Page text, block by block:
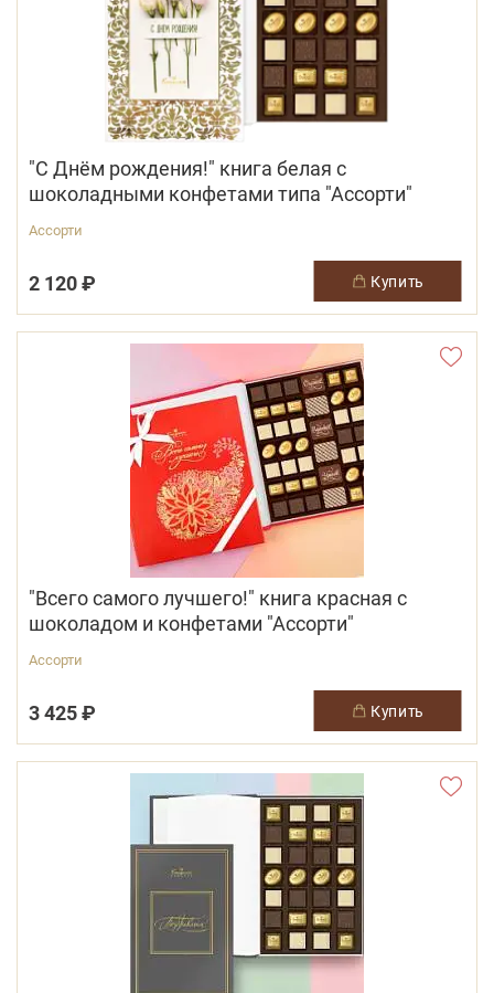
"С Днём рождения!" книга белая с
шоколадными конфетами типа "Ассорти"
Ассорти
2 120 ₽ купить
"Всего самого лучшего!" книга красная с
шоколадом и конфетами "Ассорти"
Ассорти
3 425 ₽ купить